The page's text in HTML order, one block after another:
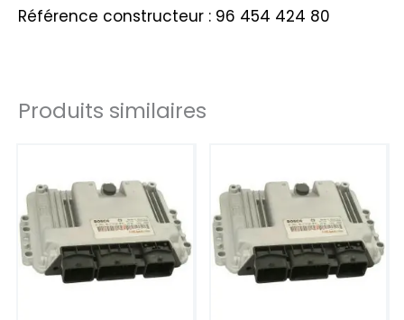
Référence constructeur : 96 454 424 80
Produits similaires